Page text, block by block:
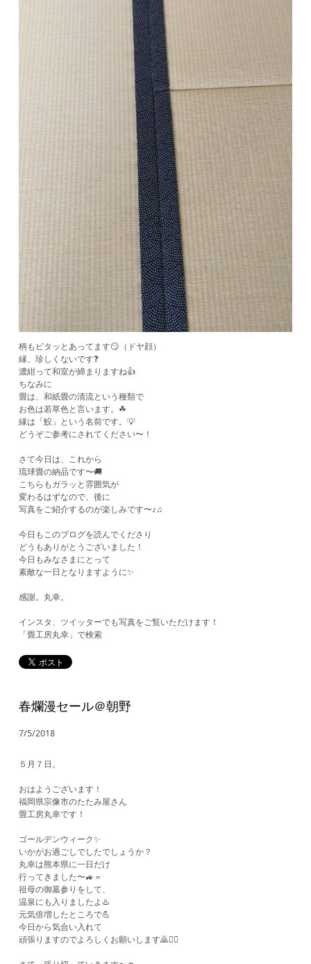
柄もピタッとあってます😏（ドヤ顔）
縁、珍しくないです❓
濃紺って和室が締まりますね👍
ちなみに
畳は、和紙畳の清流という種類で
お色は若草色と言います。☘
縁は「鮫」という名前です。💡
どうぞご参考にされてください〜！
さて今日は、これから
琉球畳の納品です〜🚚
こちらもガラッと雰囲気が
変わるはずなので、後に
写真をご紹介するのが楽しみです〜♪♫
今日もこのブログを読んでくださり
​どうもありがとうございました！
今日もみなさまにとって
素敵な一日となりますように✨
​感謝。丸幸。
インスタ、ツイッターでも写真をご覧いただけます！
「畳工房丸幸」で検索
春爛漫セール＠朝野
7/5/2018
５月７日。
おはようございます！
福岡県宗像市のたたみ屋さん
畳工房丸幸です！
ゴールデンウィーク✨
いかがお過ごしでしたでしょうか？
丸幸は熊本県に一日だけ
行ってきました〜🚙＝
祖母の御墓参りをして、
温泉にも入りましたよ♨️
元気倍増したところで💪
今日から気合い入れて
頑張りますのでよろしくお願いします🙇🙇‍♀️